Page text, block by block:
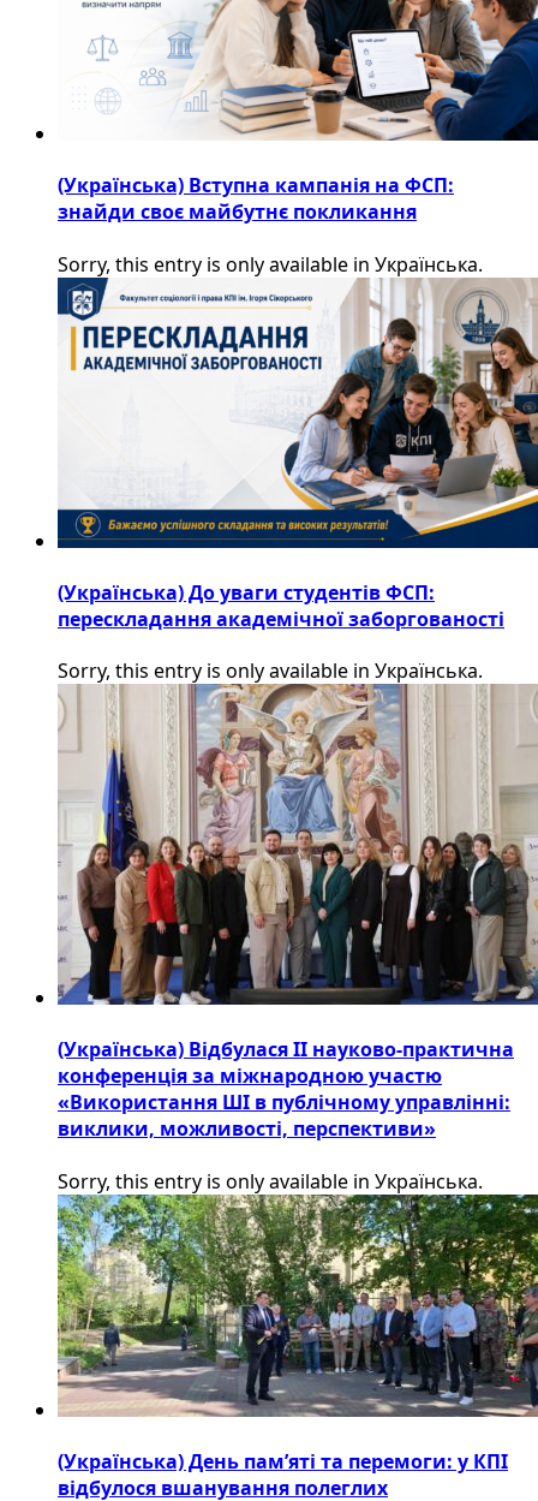
(Українська) Вступна кампанія на ФСП:
знайди своє майбутнє покликання
Sorry, this entry is only available in Українська.
(Українська) До уваги студентів ФСП:
перескладання академічної заборгованості
Sorry, this entry is only available in Українська.
(Українська) Відбулася ІІ науково-практична
конференція за міжнародною участю
«Використання ШІ в публічному управлінні:
виклики, можливості, перспективи»
Sorry, this entry is only available in Українська.
(Українська) День пам’яті та перемоги: у КПІ
відбулося вшанування полеглих